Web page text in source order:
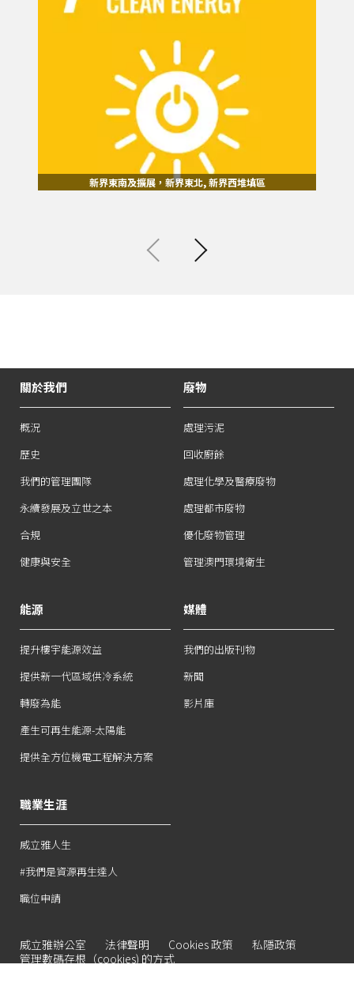
新界東南及擴展，新界東北, 新界西堆填區
關於我們
概況
歷史
我們的管理團隊
永續發展及立世之本
合規
健康與安全
廢物
處理污泥
回收廚餘
處理化學及醫療廢物
處理都市廢物
優化廢物管理
管理澳門環境衛生
能源
提升樓宇能源效益
提供新一代區域供冷系統
轉廢為能
產生可再生能源-太陽能
提供全方位機電工程解決方案
媒體
我們的出版刊物
新聞
影片庫
職業生涯
威立雅人生
#我們是資源再生達人
職位申請
威立雅辦公室 法律聲明 Cookies 政策
私隱政策
管理數碼存根（cookies) 的方式